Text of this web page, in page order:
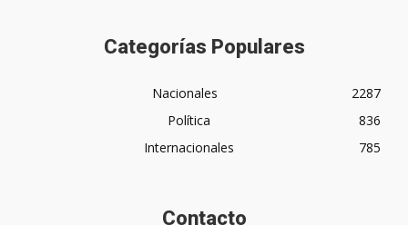
Categorías Populares
Nacionales
2287
Política
836
Internacionales
785
Contacto